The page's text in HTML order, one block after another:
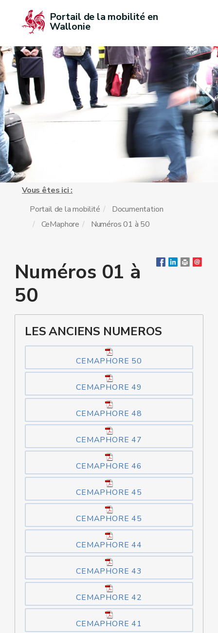
Portail de la mobilité en
Wallonie
Vous êtes ici :
Portail de la mobilité
Documentation
CeMaphore
Numéros 01 à 50
Numéros 01 à
50
LES ANCIENS NUMEROS
CEMAPHORE 50
CEMAPHORE 49
CEMAPHORE 48
CEMAPHORE 47
CEMAPHORE 46
CEMAPHORE 45
CEMAPHORE 45
CEMAPHORE 44
CEMAPHORE 43
CEMAPHORE 42
CEMAPHORE 41